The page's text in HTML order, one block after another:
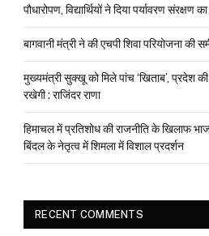
पौधारोपण, विद्यार्थियों ने दिया पर्यावरण संरक्षण
बागवानी मंत्री ने की एचपी शिवा परियोजना की
मुख्यमंत्री सुक्खू को मिले पांच ‘खिताब’, प्रदेश
रखेगी : राजिंदर राणा
हिमाचल में प्रतिशोध की राजनीति के खिलाफ
बिंदल के नेतृत्व में शिमला में विशाल प्रदर्शन
RECENT COMMENTS